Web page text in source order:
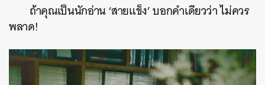
ถ้าคุณเป็นนักอ่าน ‘สายแข็ง’ บอกคำเดียวว่า ไม่ควร
พลาด!